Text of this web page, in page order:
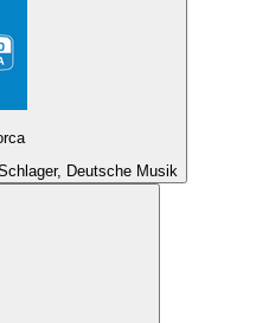
Deutsche Musik